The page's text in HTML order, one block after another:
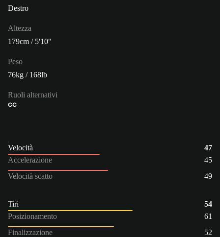
Destro
Altezza
179cm / 5'10"
Peso
76kg / 168lb
Ruoli alternativi
CC
Velocità
47
Accelerazione
45
Velocità scatto
49
Tiri
54
Posizionamento
61
Finalizzazione
52